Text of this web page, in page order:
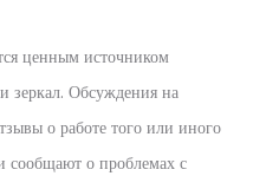
ценным источником
зеркал. Обсуждения на
о работе того или иного
сообщают о проблемах с